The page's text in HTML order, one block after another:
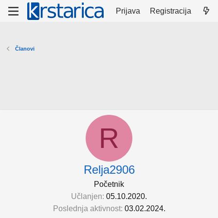
Prijava Registracija
Članovi
R
Relja2906
Početnik
Učlanjen 05.10.2020.
Poslednja aktivnost 03.02.2024.